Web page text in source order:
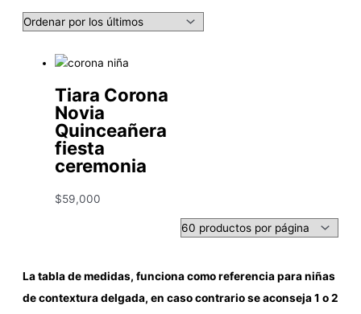
La tabla de medidas, funciona como referencia para niñas
de contextura delgada, en caso contrario se aconseja 1 o 2
Tiara Corona
Novia
Quinceañera
fiesta
ceremonia
$59,000